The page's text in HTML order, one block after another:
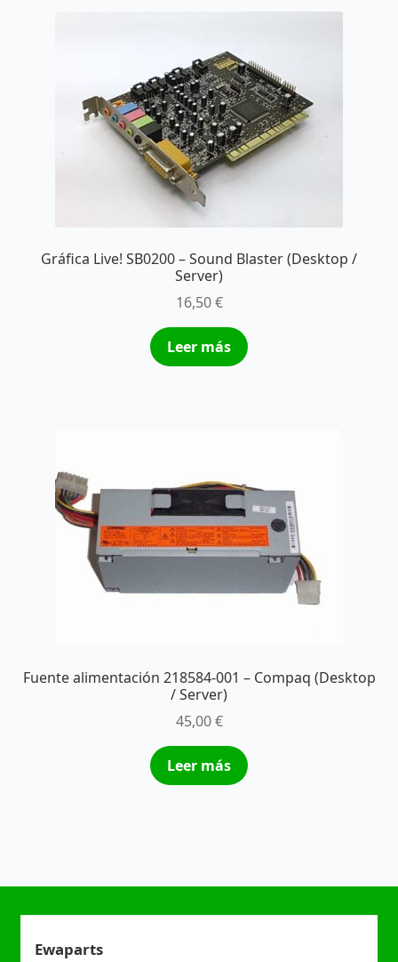
Gráfica Live! SB0200 – Sound Blaster (Desktop /
Server)
16,50€
Leer más
Fuente alimentación 218584-001 – Compaq (Desktop
/ Server)
45,00€
Leer más
Ewaparts